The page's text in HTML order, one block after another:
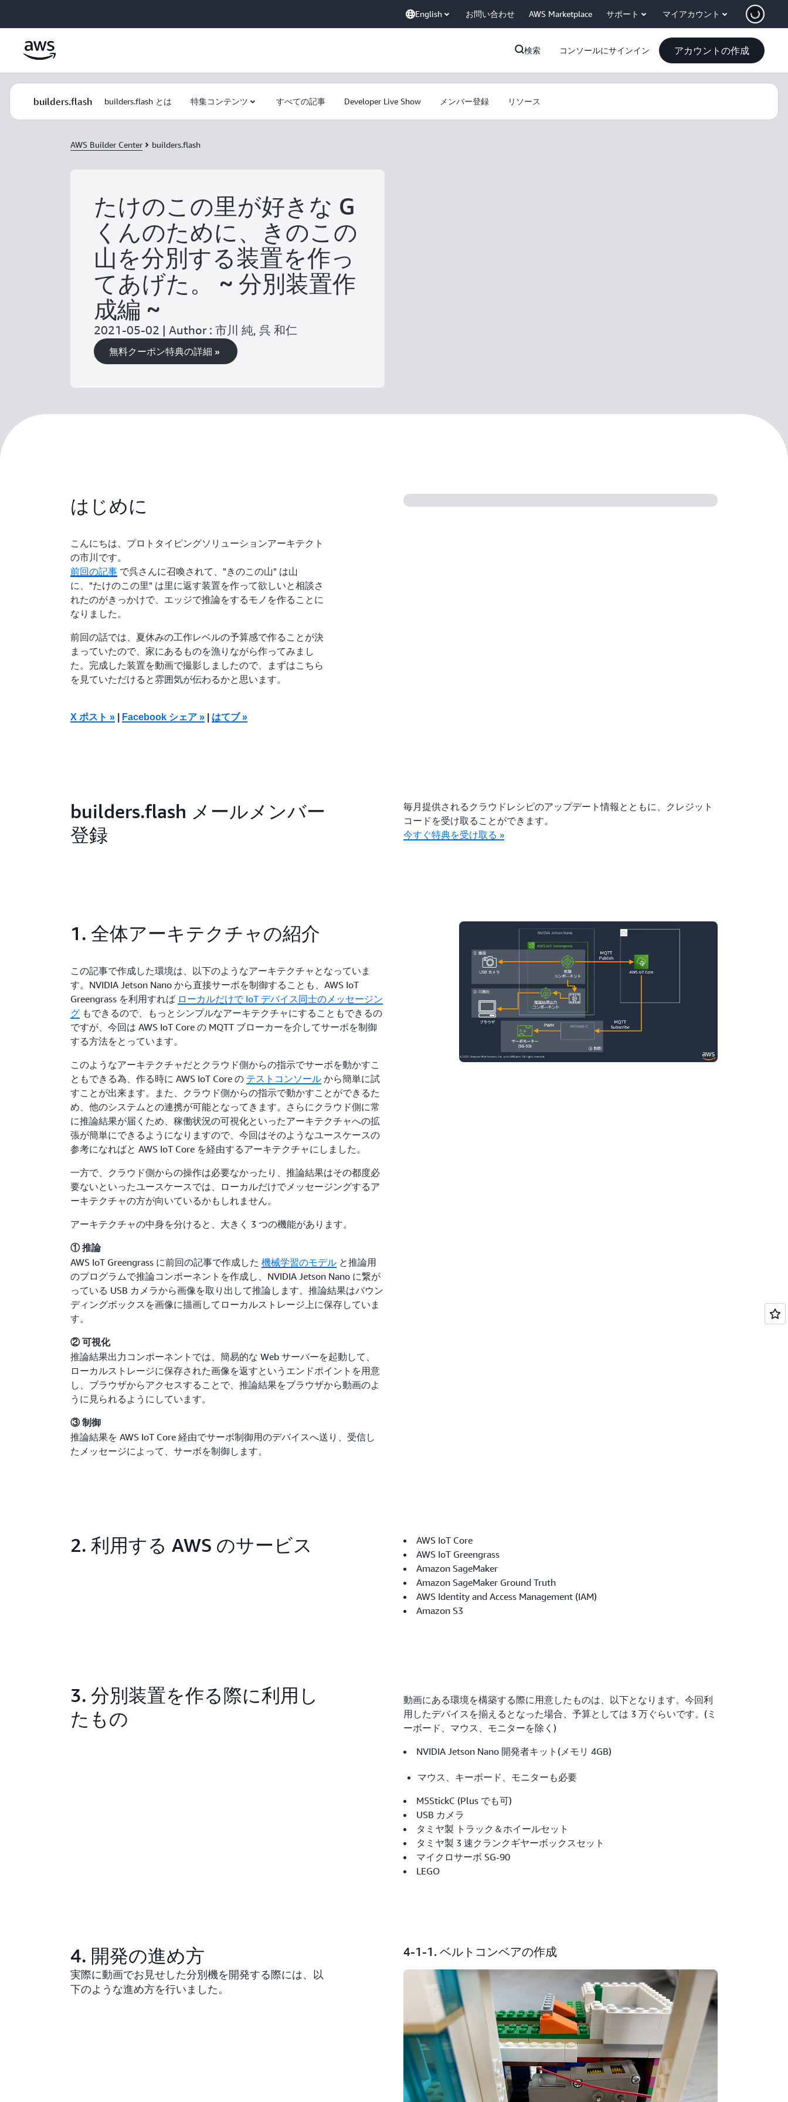
English お問い合わせ AWS Marketplace サポート マイアカウント
検索 コンソールにサインイン アカウントの作成
builders.flash builders.flash とは 特集コンテンツ すべての記事 Developer Live Show メンバー登録 リソース
AWS Builder Center builders.flash
たけのこの里が好きな G
くんのために、きのこの
山を分別する装置を作っ
てあげた。 ~ 分別装置作
成編 ~
2021-05-02 | Author : 市川 純, 呉 和仁
無料クーポン特典の詳細 »
はじめに
こんにちは、プロトタイピングソリューションアーキテクト
の市川です。
前回の記事 で呉さんに召喚されて、"きのこの山" は山
に、"たけのこの里" は里に返す装置を作って欲しいと相談さ
れたのがきっかけで、エッジで推論をするモノを作ることに
なりました。
前回の話では、夏休みの工作レベルの予算感で作ることが決
まっていたので、家にあるものを漁りながら作ってみまし
た。完成した装置を動画で撮影しましたので、まずはこちら
を見ていただけると雰囲気が伝わるかと思います。
X ポスト » Facebook シェア » はてブ »
builders.flash メールメンバー
登録
毎月提供されるクラウドレシピのアップデート情報とともに、クレジット
コードを受け取ることができます。
今すぐ特典を受け取る »
1. 全体アーキテクチャの紹介
この記事で作成した環境は、以下のようなアーキテクチャとなっていま
す。NVIDIA Jetson Nano から直接サーボを制御することも、AWS IoT
Greengrass を利用すれば ローカルだけで IoT デバイス同士のメッセージン
グ もできるので、もっとシンプルなアーキテクチャにすることもできるの
ですが、今回は AWS IoT Core の MQTT ブローカーを介してサーボを制御
する方法をとっています。
このようなアーキテクチャだとクラウド側からの指示でサーボを動かすこ
ともできる為、作る時に AWS IoT Core の テストコンソール から簡単に試
すことが出来ます。また、クラウド側からの指示で動かすことができるた
め、他のシステムとの連携が可能となってきます。さらにクラウド側に常
に推論結果が届くため、稼働状況の可視化といったアーキテクチャへの拡
張が簡単にできるようになりますので、今回はそのようなユースケースの
参考になればと AWS IoT Core を経由するアーキテクチャにしました。
一方で、クラウド側からの操作は必要なかったり、推論結果はその都度必
要ないといったユースケースでは、ローカルだけでメッセージングするア
ーキテクチャの方が向いているかもしれません。
アーキテクチャの中身を分けると、大きく 3 つの機能があります。
① 推論
AWS IoT Greengrass に前回の記事で作成した機械学習のモデル と推論用
のプログラムで推論コンポーネントを作成し、NVIDIA Jetson Nano に繋が
っている USB カメラから画像を取り出して推論します。推論結果はバウン
ディングボックスを画像に描画してローカルストレージ上に保存していま
す。
② 可視化
推論結果出力コンポーネントでは、簡易的な Web サーバーを起動して、
ローカルストレージに保存された画像を返すというエンドポイントを用意
し、ブラウザからアクセスすることで、推論結果をブラウザから動画のよ
うに見られるようにしています。
③ 制御
推論結果を AWS IoT Core 経由でサーボ制御用のデバイスへ送り、受信し
たメッセージによって、サーボを制御します。
2. 利用する AWS のサービス
AWS IoT Core
AWS IoT Greengrass
Amazon SageMaker
Amazon SageMaker Ground Truth
AWS Identity and Access Management (IAM)
Amazon S3
3. 分別装置を作る際に利用し
たもの
動画にある環境を構築する際に用意したものは、以下となります。今回利
用したデバイスを揃えるとなった場合、予算としては 3 万ぐらいです。(ミ
ーボード、マウス、モニターを除く)
NVIDIA Jetson Nano 開発者キット(メモリ 4GB)
マウス、キーボード、モニターも必要
M5StickC (Plus でも可)
USB カメラ
タミヤ製 トラック＆ホイールセット
タミヤ製 3 速クランクギヤーボックスセット
マイクロサーボ SG-90
LEGO
4. 開発の進め方
実際に動画でお見せした分別機を開発する際には、以
下のような進め方を行いました。
4-1-1. ベルトコンベアの作成